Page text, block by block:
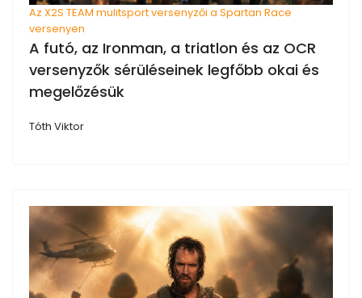
Az X2S TEAM mulitsport versenyzői a Spartan Race
versenyen
A futó, az Ironman, a triatlon és az OCR
versenyzők sérüléseinek legfőbb okai és
megelőzésük
Tóth Viktor